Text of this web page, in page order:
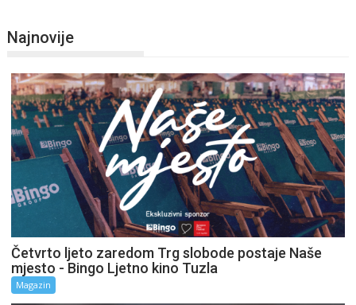
Najnovije
Četvrto ljeto zaredom Trg slobode postaje Naše
mjesto - Bingo Ljetno kino Tuzla
Magazin